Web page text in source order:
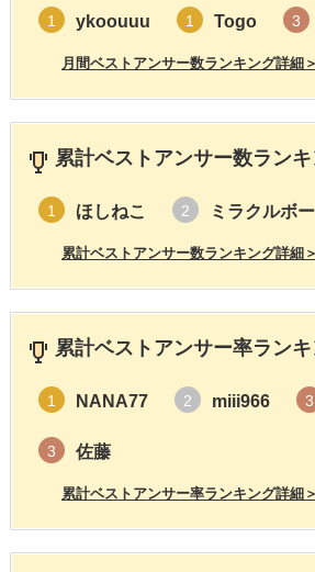
1 ykoouuu 1 Togo 3
月間ベストアンサー数ランキング詳細
累計ベストアンサー数ラン
1 ほしねこ 2 ミラクルボ
累計ベストアンサー数ランキング詳細
累計ベストアンサー率ラン
1 NANA77 2 miii966 3
3 佐藤
累計ベストアンサー率ランキング詳細